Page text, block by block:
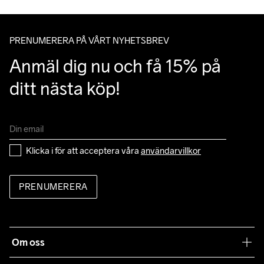
av Postnords app när du får ditt trackingnummer av oss i ditt
PRENUMERERA PÅ VÅRT NYHETSBREV
Anmäl dig nu och få 15% på
ditt nästa köp!
Klicka i för att acceptera våra användarvillkor
PRENUMERERA
Om oss